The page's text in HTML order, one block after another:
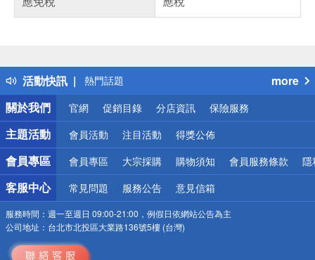
活動快訊
得獎公告
熱門話題
銀行優惠
偏遠地區配送
詐騙網頁！請小心！
more
關於我們
官網 促銷目錄 分店資訊 保險服務
主題活動 會員活動 注目活動 得獎公佈
會員專區 會員專區 大宗採購 購物須知 會員服務條款 隱
客服中心 常見問題 服務公告 意見信箱
服務時間： 週一至週日 09:00-21:00，例假日依網站公告為主
公司地址： 台北市北投區大業路136號5樓 (台灣)